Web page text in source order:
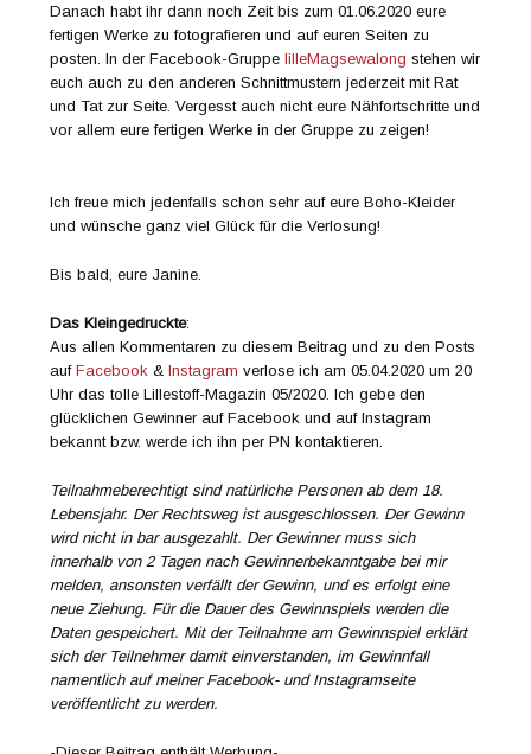
Danach habt ihr dann noch Zeit bis zum 01.06.2020 eure
fertigen Werke zu fotografieren und auf euren Seiten zu
posten. In der Facebook-GruppelilleMagsewalong stehen wir
euch auch zu den anderen Schnittmustern jederzeit mit Rat
und Tat zur Seite. Vergesst auch nicht eure Nähfortschritte und
vor allem eure fertigen Werke in der Gruppe zu zeigen!
Ich freue mich jedenfalls schon sehr auf eure Boho-Kleider
und wünsche ganz viel Glück für die Verlosung!
Bis bald, eure Janine.
Das Kleingedruckte:
Aus allen Kommentaren zu diesem Beitrag und zu den Posts
aufFacebook &Instagram verlose ich am 05.04.2020 um 20
Uhr das tolle Lillestoff-Magazin 05/2020. Ich gebe den
glücklichen Gewinner auf Facebook und auf Instagram
bekannt bzw. werde ich ihn per PN kontaktieren.
Teilnahmeberechtigt sind natürliche Personen ab dem 18.
Lebensjahr. Der Rechtsweg ist ausgeschlossen. Der Gewinn
wird nicht in bar ausgezahlt. Der Gewinner muss sich
innerhalb von 2 Tagen nach Gewinnerbekanntgabe bei mir
melden, ansonsten verfällt der Gewinn, und es erfolgt eine
neue Ziehung. Für die Dauer des Gewinnspiels werden die
Daten gespeichert. Mit der Teilnahme am Gewinnspiel erklärt
sich der Teilnehmer damit einverstanden, im Gewinnfall
namentlich auf meiner Facebook- und Instagramseite
veröffentlicht zu werden.